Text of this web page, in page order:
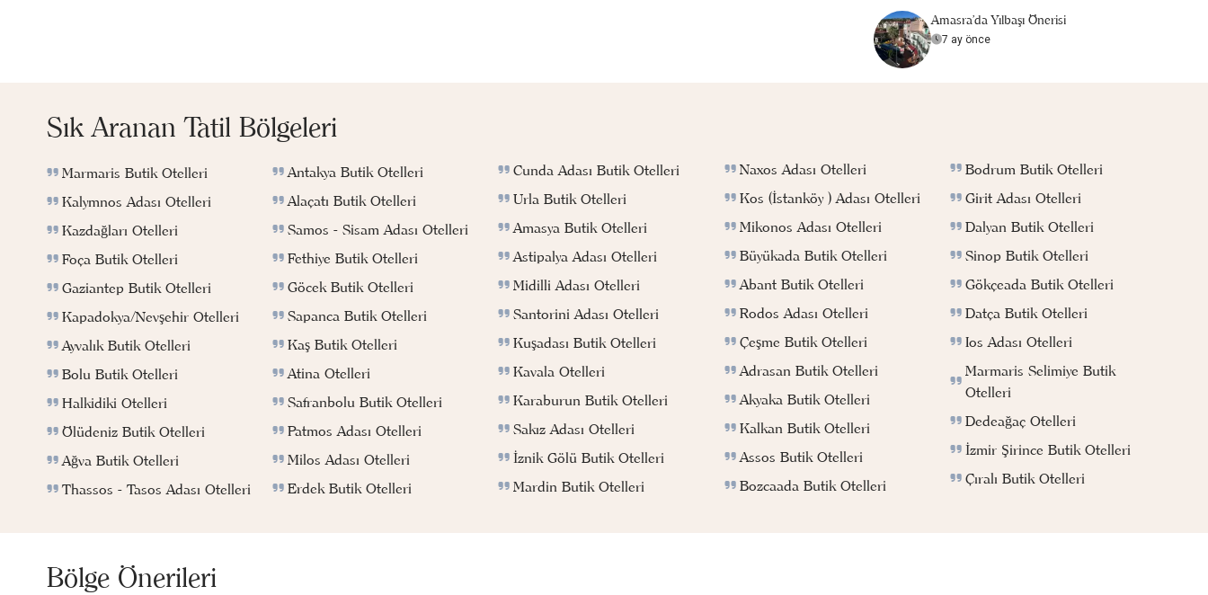
Amasra'da Yılbaşı Önerisi
7 ay önce
Sık Aranan Tatil Bölgeleri
Marmaris Butik Otelleri
Kalymnos Adası Otelleri
Kazdağları Otelleri
Foça Butik Otelleri
Gaziantep Butik Otelleri
Kapadokya/Nevşehir Otelleri
Ayvalık Butik Otelleri
Bolu Butik Otelleri
Halkidiki Otelleri
Ölüdeniz Butik Otelleri
Ağva Butik Otelleri
Thassos - Tasos Adası Otelleri
Antakya Butik Otelleri
Alaçatı Butik Otelleri
Samos - Sisam Adası Otelleri
Fethiye Butik Otelleri
Göcek Butik Otelleri
Sapanca Butik Otelleri
Kaş Butik Otelleri
Atina Otelleri
Safranbolu Butik Otelleri
Patmos Adası Otelleri
Milos Adası Otelleri
Erdek Butik Otelleri
Cunda Adası Butik Otelleri
Urla Butik Otelleri
Amasya Butik Otelleri
Astipalya Adası Otelleri
Midilli Adası Otelleri
Santorini Adası Otelleri
Kuşadası Butik Otelleri
Kavala Otelleri
Karaburun Butik Otelleri
Sakız Adası Otelleri
İznik Gölü Butik Otelleri
Mardin Butik Otelleri
Naxos Adası Otelleri
Kos (İstanköy ) Adası Otelleri
Mikonos Adası Otelleri
Büyükada Butik Otelleri
Abant Butik Otelleri
Rodos Adası Otelleri
Çeşme Butik Otelleri
Adrasan Butik Otelleri
Akyaka Butik Otelleri
Kalkan Butik Otelleri
Assos Butik Otelleri
Bozcaada Butik Otelleri
Bodrum Butik Otelleri
Girit Adası Otelleri
Dalyan Butik Otelleri
Sinop Butik Otelleri
Gökçeada Butik Otelleri
Datça Butik Otelleri
Ios Adası Otelleri
Marmaris Selimiye Butik
Otelleri
Dedeağaç Otelleri
İzmir Şirince Butik Otelleri
Çıralı Butik Otelleri
Bölge Önerileri